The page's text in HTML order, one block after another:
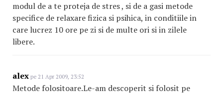
modul de a te proteja de stres , si de a gasi metode
specifice de relaxare fizica si psihica, in conditiile in
care lucrez 10 ore pe zi si de multe ori si in zilele
libere.
alex pe 21 Apr 2009, 23:52
Metode folositoare.Le-am descoperit si folosit pe